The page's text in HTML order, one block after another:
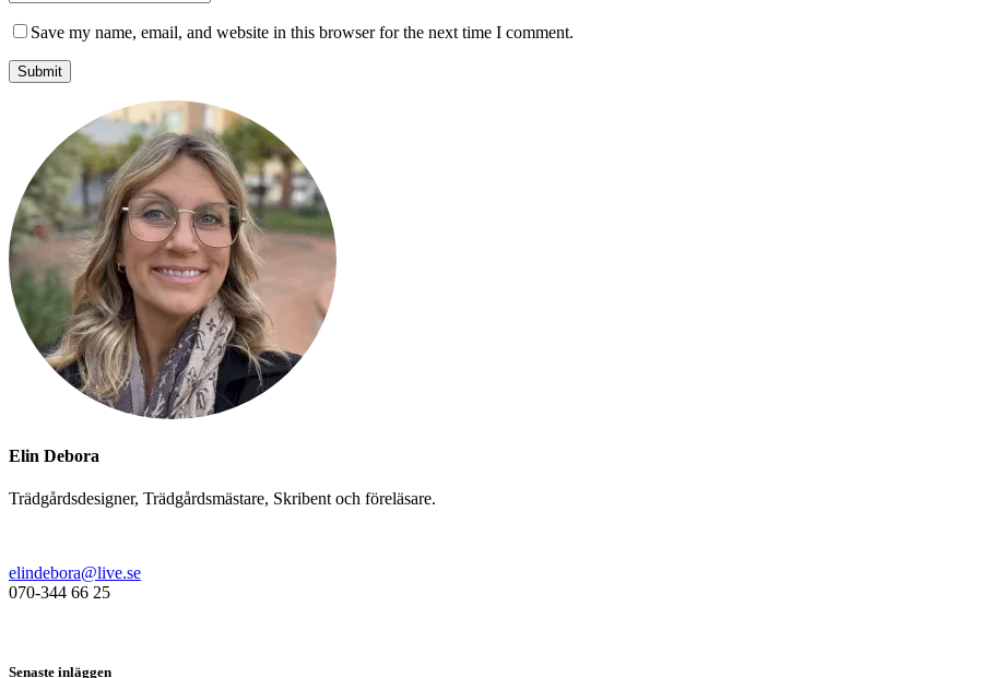
Save my name, email, and website in this browser for the next time I comment.
Elin Debora
Trädgårdsdesigner, Trädgårdsmästare, Skribent och föreläsare.
elindebora@live.se
070-344 66 25
Senaste inläggen